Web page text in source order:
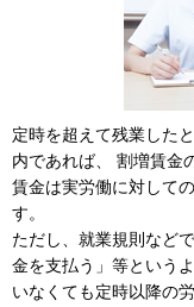
定時を超えて残業した
内であれば、 割増賃金
賃金は実労働に対して
す。
ただし、就業規則など
金を支払う」等という
いなくても定時以降の